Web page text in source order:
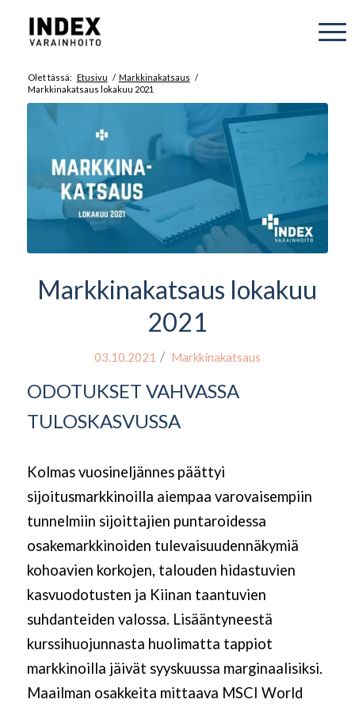
Olet tässä: Etusivu / Markkinakatsaus /
Markkinakatsaus lokakuu 2021
Markkinakatsaus lokakuu
2021
03.10.2021 / Markkinakatsaus
ODOTUKSET VAHVASSA
TULOSKASVUSSA
Kolmas vuosineljännes päättyi
sijoitusmarkkinoilla aiempaa varovaisempiin
tunnelmiin sijoittajien puntaroidessa
osakemarkkinoiden tulevaisuudennäkymiä
kohoavien korkojen, talouden hidastuvien
kasvuodotusten ja Kiinan taantuvien
suhdanteiden valossa. Lisääntyneestä
kurssihuojunnasta huolimatta tappiot
markkinoilla jäivät syyskuussa marginaalisiksi.
Maailman osakkeita mittaava MSCI World